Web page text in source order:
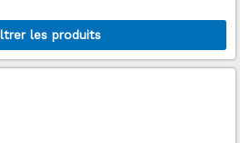
les produits